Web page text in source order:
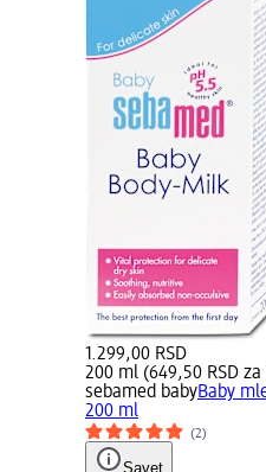
1.299,00 RSD
200 ml (649,50 RSD za
sebamed babyBaby
200 ml
(2)
Savet